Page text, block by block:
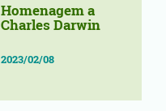
Homenagem a
Charles Darwin
2023/02/08